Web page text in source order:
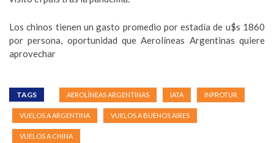
Los chinos tienen un gasto promedio por estadía de u$s 1860
por persona, oportunidad que Aerolíneas Argentinas quiere
aprovechar
TAGS AEROLÍNEAS ARGENTINAS IATA INPROTUR
VUELOS A ARGENTINA VUELOS A BUENOS AIRES
VUELOS A CHINA